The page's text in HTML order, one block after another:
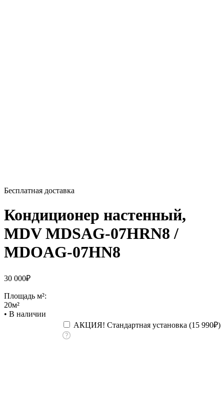
Бесплатная доставка
Кондиционер настенный,
MDV MDSAG-07HRN8 /
MDOAG-07HN8
30 000₽
Площадь м²:
20м²
• В наличии
АКЦИЯ! Стандартная установка (15 990₽)